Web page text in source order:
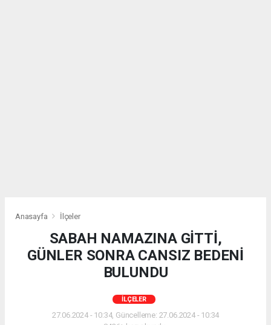
Anasayfa İlçeler
SABAH NAMAZINA GİTTİ,
GÜNLER SONRA CANSIZ BEDENİ
BULUNDU
İLÇELER
27.06.2024 - 10:34, Güncelleme: 27.06.2024 - 10:34